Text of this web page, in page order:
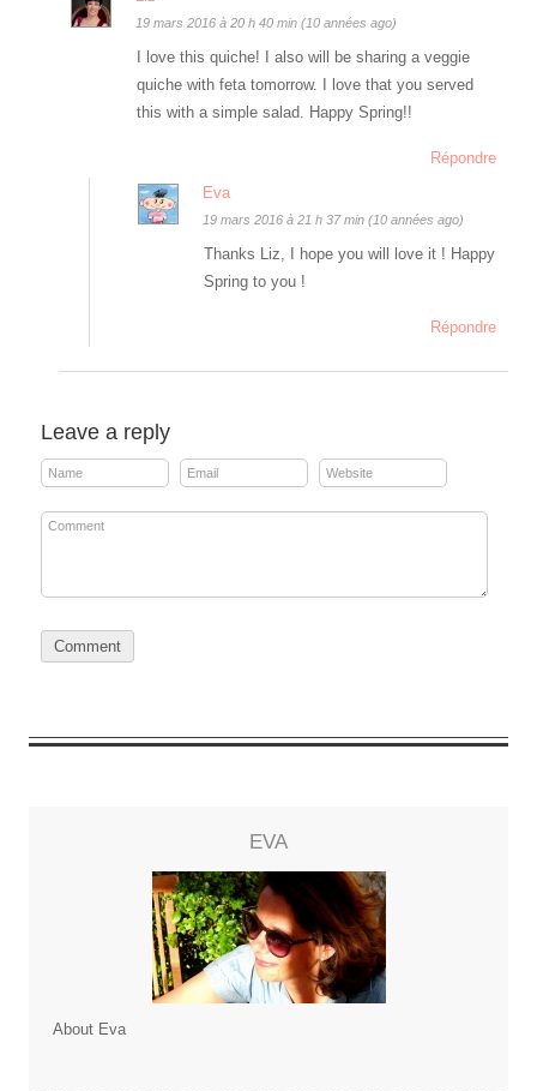
19 mars 2016 à 20 h 40 min (10 années ago)
I love this quiche! I also will be sharing a veggie
quiche with feta tomorrow. I love that you served
this with a simple salad. Happy Spring!!
Répondre
Eva
19 mars 2016 à 21 h 37 min (10 années ago)
Thanks Liz, I hope you will love it ! Happy
Spring to you !
Répondre
Leave a reply
EVA
About Eva